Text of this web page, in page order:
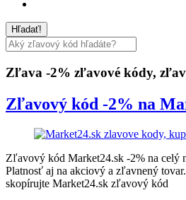
Zľava -2% zľavové kódy,
Zľavový kód -2% na
Zľavový kód Market24.sk -2% na celý
Platnosť aj na akciový a zľavnený
skopírujte Market24.sk zľavový kód